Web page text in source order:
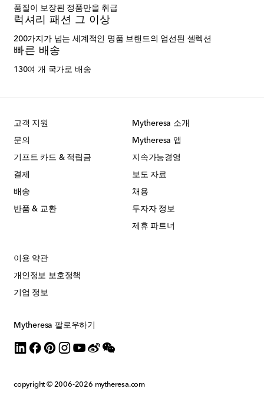
품질이 보장된 정품만을 취급
럭셔리 패션 그 이상
200가지가 넘는 세계적인 명품 브랜드의 엄선된 셀렉션
빠른 배송
130여 개 국가로 배송
고객 지원
문의
기프트 카드 & 적립금
결제
배송
반품 & 교환
Mytheresa 소개
Mytheresa 앱
지속가능경영
보도 자료
채용
투자자 정보
제휴 파트너
이용 약관
개인정보 보호정책
기업 정보
Mytheresa 팔로우하기
copyright © 2006-2026 mytheresa.com